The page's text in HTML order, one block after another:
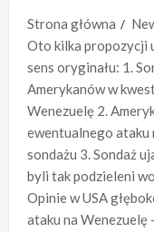
Strona główna
Oto kilka propozycji
sens oryginału: 1.
Amerykanów w
Wenezuelę 2.
ewentualnego ataku
sondażu 3. Sondaż
byli tak podzieleni
Opinie w USA
ataku na Wenezuelę